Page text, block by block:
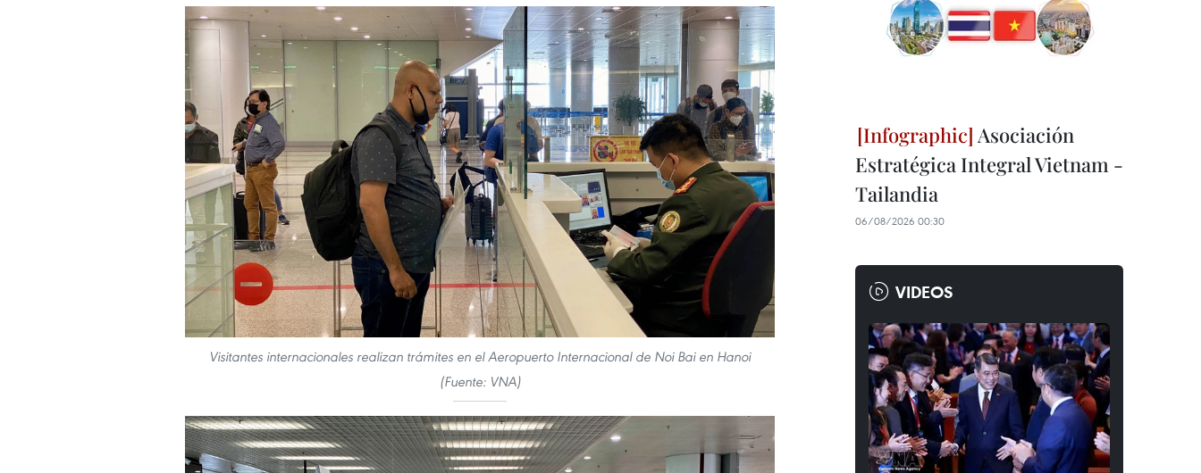
Visitantes internacionales realizan trámites en el Aeropuerto Internacional de Noi Bai en Hanoi
(Fuente: VNA)
Asociación
Estratégica Integral Vietnam -
Tailandia
06/08/2026 00:30
VIDEOS